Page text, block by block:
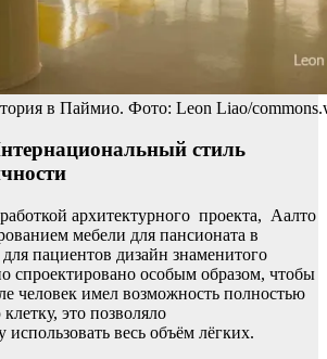
в Паймио. Фото: Leon Liao/
стиль
архитектурного проекта, Аалто
мебели для пансионата в
пациентов дизайн знаменитого
спроектировано особым образом, чтобы
человек имел возможность полностью
это позволяло
весь объём лёгких.